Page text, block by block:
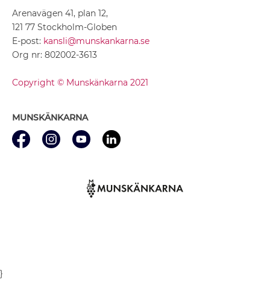
Arenavägen 41, plan 12,
121 77 Stockholm-Globen
E-post: kansli@munskankarna.se
Org nr: 802002-3613
Copyright © Munskänkarna 2021
MUNSKÄNKARNA
}